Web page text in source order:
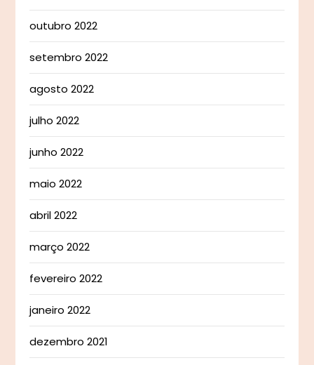
outubro 2022
setembro 2022
agosto 2022
julho 2022
junho 2022
maio 2022
abril 2022
março 2022
fevereiro 2022
janeiro 2022
dezembro 2021